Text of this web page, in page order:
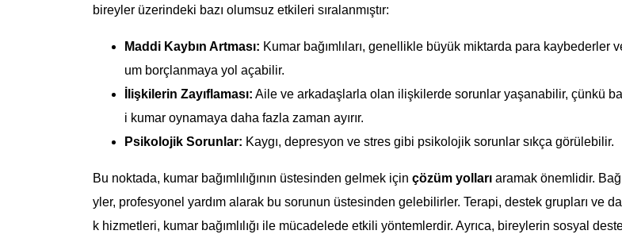
bireyler üzerindeki bazı olumsuz etkileri sıralanmıştır:
Maddi Kaybın Artması: Kumar bağımlıları, genellikle büyük miktarda para kaybederler
um borçlanmaya yol açabilir.
İlişkilerin Zayıflaması: Aile ve arkadaşlarla olan ilişkilerde sorunlar yaşanabilir, çünkü
i kumar oynamaya daha fazla zaman ayırır.
Psikolojik Sorunlar: Kaygı, depresyon ve stres gibi psikolojik sorunlar sıkça görülebilir.
Bu noktada, kumar bağımlılığının üstesinden gelmek için çözüm yolları aramak önemlidir.
yler, profesyonel yardım alarak bu sorunun üstesinden gelebilirler. Terapi, destek grupları ve
k hizmetleri, kumar bağımlılığı ile mücadelede etkili yöntemlerdir. Ayrıca, bireylerin sosyal